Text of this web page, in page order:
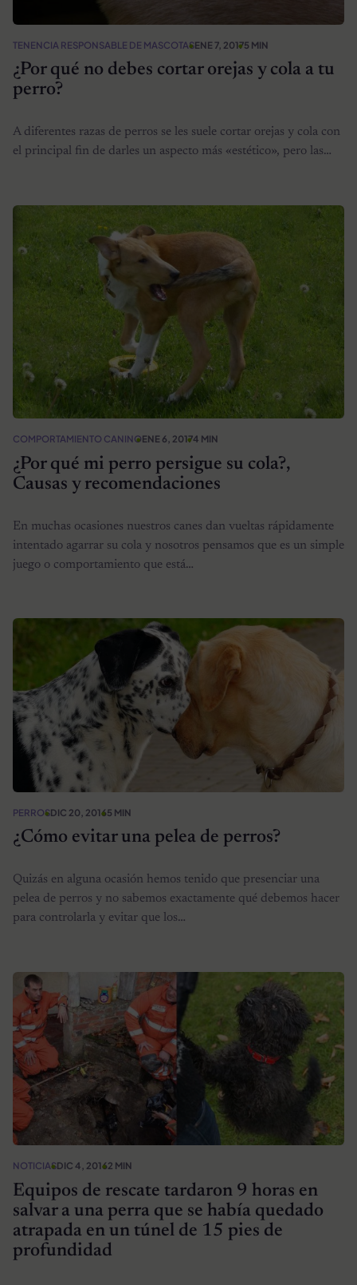
TENENCIA RESPONSABLE DE MASCOTASENE 7, 20175 MIN
¿Por qué no debes cortar orejas y cola a tu
perro?
A diferentes razas de perros se les suele cortar orejas y cola con
el principal fin de darles un aspecto más «estético», pero las…
COMPORTAMIENTO CANINOENE 6, 20174 MIN
¿Por qué mi perro persigue su cola?,
Causas y recomendaciones
En muchas ocasiones nuestros canes dan vueltas rápidamente
intentado agarrar su cola y nosotros pensamos que es un simple
juego o comportamiento que está…
PERROSDIC 20, 20165 MIN
¿Cómo evitar una pelea de perros?
Quizás en alguna ocasión hemos tenido que presenciar una
pelea de perros y no sabemos exactamente qué debemos hacer
para controlarla y evitar que los…
NOTICIASDIC 4, 20162 MIN
Equipos de rescate tardaron 9 horas en
salvar a una perra que se había quedado
atrapada en un túnel de 15 pies de
profundidad